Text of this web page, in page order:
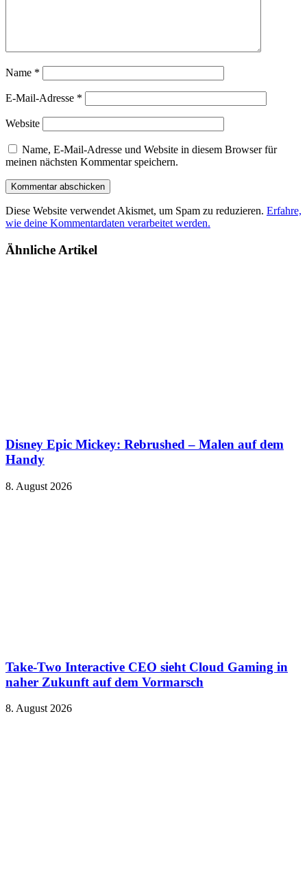
Name *
E-Mail-Adresse *
Website
Name, E-Mail-Adresse und Website in diesem Browser für
meinen nächsten Kommentar speichern.
Diese Website verwendet Akismet, um Spam zu reduzieren. Erfahre,
wie deine Kommentardaten verarbeitet werden.
Ähnliche Artikel
Disney Epic Mickey: Rebrushed – Malen auf dem
Handy
8. August 2026
Take-Two Interactive CEO sieht Cloud Gaming in
naher Zukunft auf dem Vormarsch
8. August 2026